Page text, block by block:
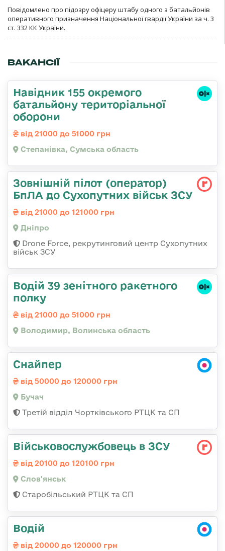
Повідомлено про підозру офіцеру штабу одного з батальйонів
оперативного призначення Національної гвардії України за ч. 3
ст. 332 КК України.
ВАКАНСІЇ
Навідник 155 окремого
батальйону територіальної
оборони
від 21000 до 51000 грн
Степанівка, Сумська область
Зовнішній пілот (оператор)
БпЛА до Сухопутних військ ЗСУ
від 21000 до 121000 грн
Дніпро
Drone Force, рекрутинговий центр Сухопутних
військ ЗСУ
Водій 39 зенітного ракетного
полку
від 21000 до 51000 грн
Володимир, Волинська область
Снайпер
від 50000 до 120000 грн
Бучач
Третій відділ Чортківського РТЦК та СП
Військовослужбовець в ЗСУ
від 20100 до 120100 грн
Слов'янськ
Старобільський РТЦК та СП
Водій
від 20000 до 120000 грн